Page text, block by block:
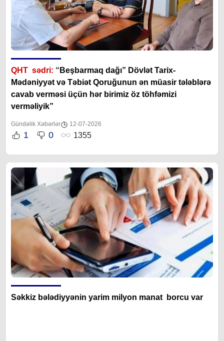
QHT sədri: “ Beşbarmaq dağı” Dövlət Tarix-
Mədəniyyət və Təbiət Qoruğunun ən müasir tələblərə
cavab verməsi üçün hər birimiz öz töhfəmizi
verməliyik”
Gündəlik Xəbərlər 12-07-2026
1 0 1355
Səkkiz bələdiyyənin yarim milyon manat borcu var